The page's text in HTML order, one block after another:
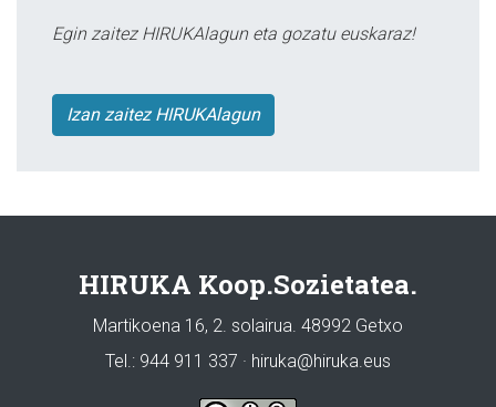
Egin zaitez HIRUKAlagun eta gozatu euskaraz!
Izan zaitez HIRUKAlagun
HIRUKA Koop.Sozietatea.
Martikoena 16, 2. solairua. 48992 Getxo
Tel.: 944 911 337 · hiruka@hiruka.eus